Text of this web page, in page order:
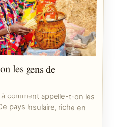
les gens de
comment appelle-t-on les
pays insulaire, riche en